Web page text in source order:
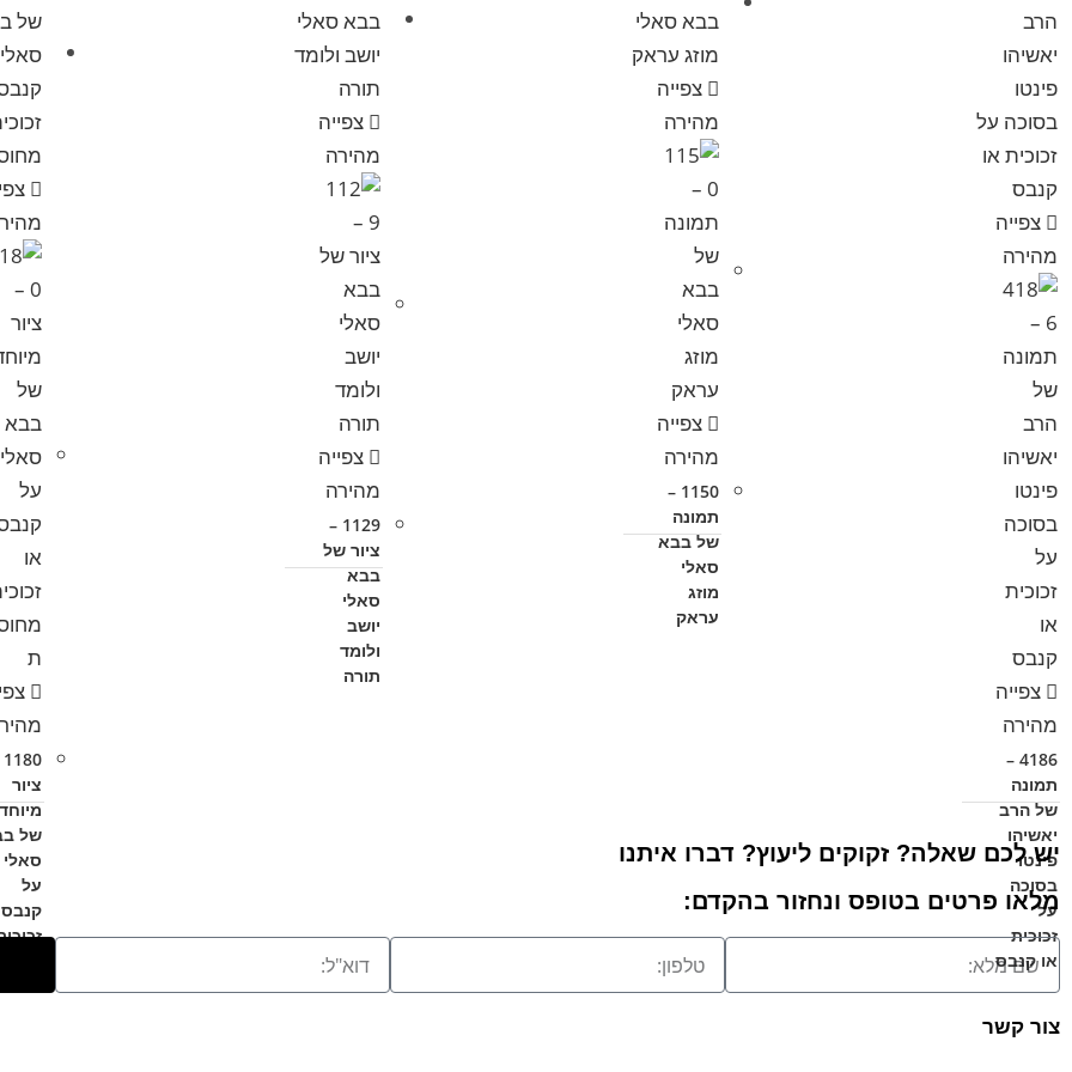
צפייה
מהירה
צפייה
מהירה
4186 –
תמונה
של הרב
יאשיהו
פינטו
בסוכה
על
זכוכית
או קנבס
צפייה
מהירה
צפייה
מהירה
1150 –
תמונה
של בבא
סאלי
מוזג
עראק
צפייה
מהירה
צפייה
מהירה
1129 –
ציור של
בבא
סאלי
יושב
ולומד
תורה
ציור
של
סאלי
על
יש לכם שאלה? זקוקים ליעוץ? דברו איתנו
מלאו פרטים בטופס ונחזור בהקדם:
צור קשר